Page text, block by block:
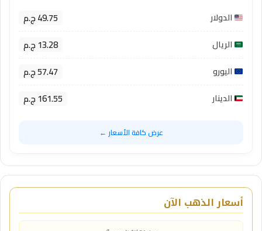
الدولار 49.75 ج.م
الريال 13.28 ج.م
اليورو 57.47 ج.م
الدينار 161.55 ج.م
عرض كافة الأسعار ←
أسعار الذهب الآن